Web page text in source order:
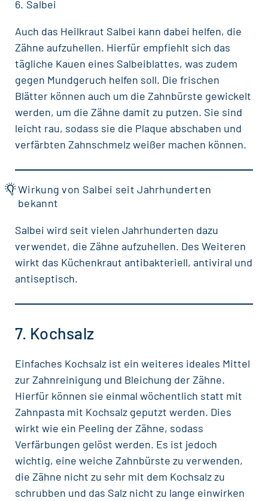
6. Salbei
Auch das Heilkraut Salbei kann dabei helfen, die
Zähne aufzuhellen. Hierfür empfiehlt sich das
tägliche Kauen eines Salbeiblattes, was zudem
gegen Mundgeruch helfen soll. Die frischen
Blätter können auch um die Zahnbürste gewickelt
werden, um die Zähne damit zu putzen. Sie sind
leicht rau, sodass sie die Plaque abschaben und
verfärbten Zahnschmelz weißer machen können.
Wirkung von Salbei seit Jahrhunderten
bekannt
Salbei wird seit vielen Jahrhunderten dazu
verwendet, die Zähne aufzuhellen. Des Weiteren
wirkt das Küchenkraut antibakteriell, antiviral und
antiseptisch.
7. Kochsalz
Einfaches Kochsalz ist ein weiteres ideales Mittel
zur Zahnreinigung und Bleichung der Zähne.
Hierfür können sie einmal wöchentlich statt mit
Zahnpasta mit Kochsalz geputzt werden. Dies
wirkt wie ein Peeling der Zähne, sodass
Verfärbungen gelöst werden. Es ist jedoch
wichtig, eine weiche Zahnbürste zu verwenden,
die Zähne nicht zu sehr mit dem Kochsalz zu
schrubben und das Salz nicht zu lange einwirken